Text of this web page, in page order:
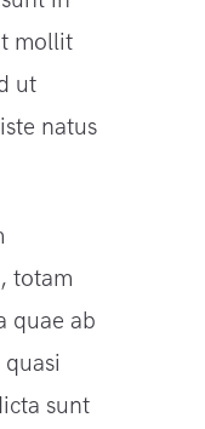
mollit
ut
natus
totam
quae ab
sunt